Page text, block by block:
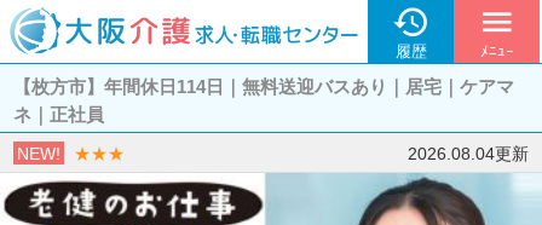

履歴
menu
ﾒﾆｭｰ
【枚方市】年間休日114日｜無料送迎バスあり｜居宅｜ケアマ
ネ｜正社員
NEW! ★★★ 2026.08.04更新